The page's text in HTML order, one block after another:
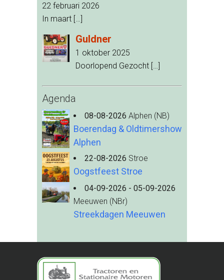
22 februari 2026
In maart […]
Guldner
1 oktober 2025
Doorlopend Gezocht […]
Agenda
08-08-2026 Alphen (NB)
Boerendag & Oldtimershow
Alphen
22-08-2026 Stroe
Oogstfeest Stroe
04-09-2026 - 05-09-2026
Meeuwen (NBr)
Streekdagen Meeuwen